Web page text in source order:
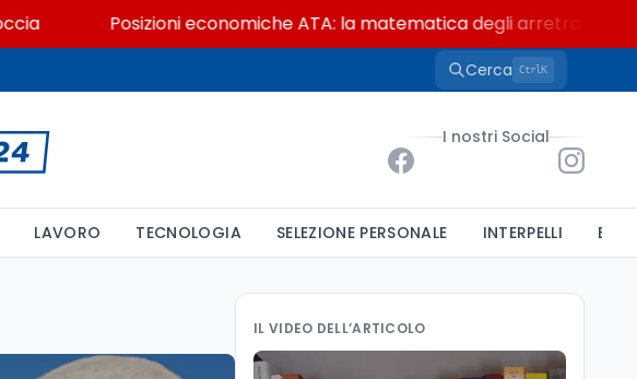
Posizioni economiche ATA: la matematica degli arretrati fino a 4.150
Cerca CtrlK
I nostri Social
LAVORO TECNOLOGIA SELEZIONE PERSONALE INTERPELLI
IL VIDEO DELL’ARTICOLO